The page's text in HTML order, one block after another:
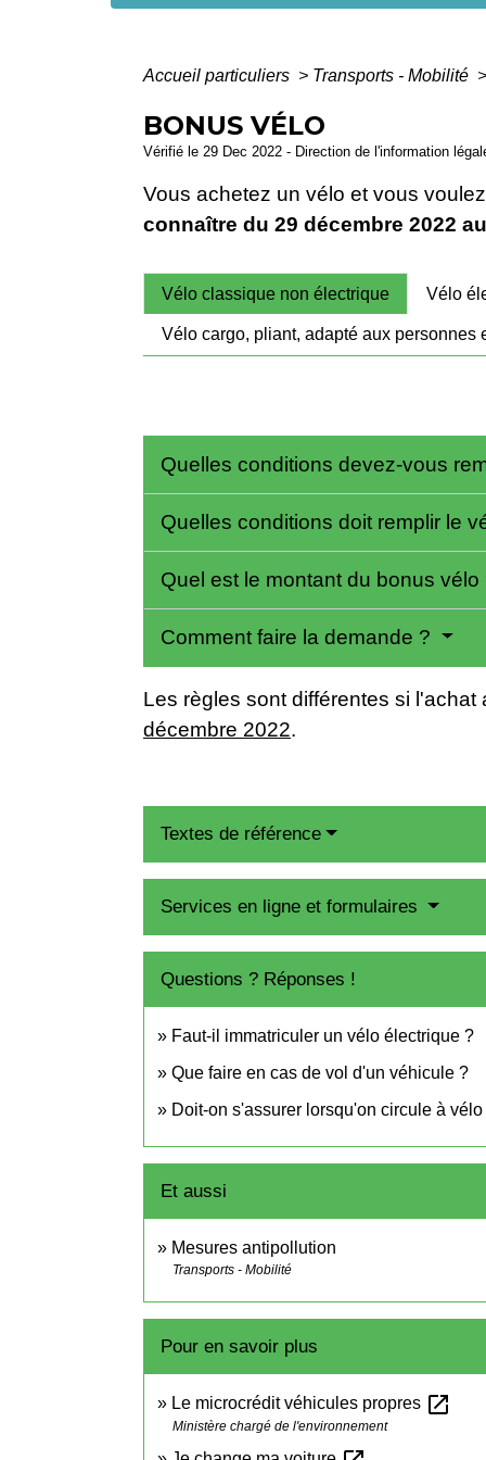
Accueil particuliers > Transports - Mobilité >
BONUS VÉLO
Vérifié le 29 Dec 2022 - Direction de l'information
Vous achetez un vélo et vous
connaître du 29 décembre 2022
Vélo classique non électrique Vélo
Vélo cargo, pliant, adapté aux
Quelles conditions devez-vous
Quelles conditions doit remplir le
Quel est le montant du bonus
Comment faire la demande ?
Les règles sont différentes si l'achat
décembre 2022.
Textes de référence
Services en ligne et formulaires
Questions ? Réponses !
Faut-il immatriculer un vélo électrique ?
Que faire en cas de vol d'un véhicule ?
Doit-on s'assurer lorsqu'on circule à vélo
Et aussi
Mesures antipollution
Transports - Mobilité
Pour en savoir plus
Le microcrédit véhicules propres open_in_new
Ministère chargé de l'environnement